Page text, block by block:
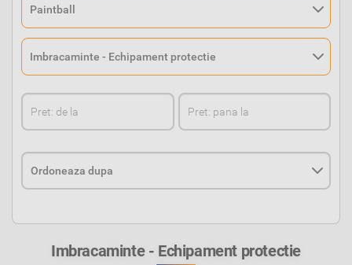
Imbracaminte - Echipament protectie